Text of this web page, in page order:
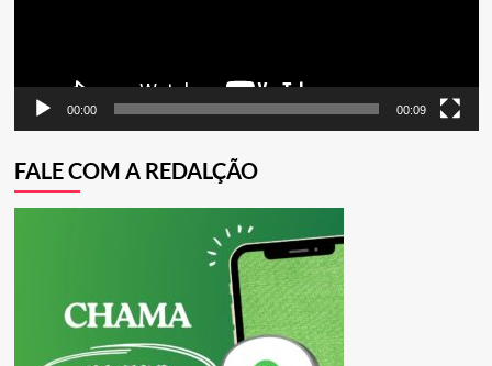
00:00 00:09
FALE COM A REDALÇÃO